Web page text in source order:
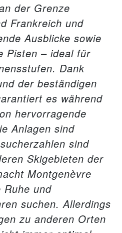
der Grenze
Frankreich und
Ausblicke sowie
Pisten – ideal für
Dank
der beständigen
es während
hervorragende
Anlagen sind
sind
Skigebieten der
Montgenèvre
und
suchen. Allerdings
zu anderen Orten